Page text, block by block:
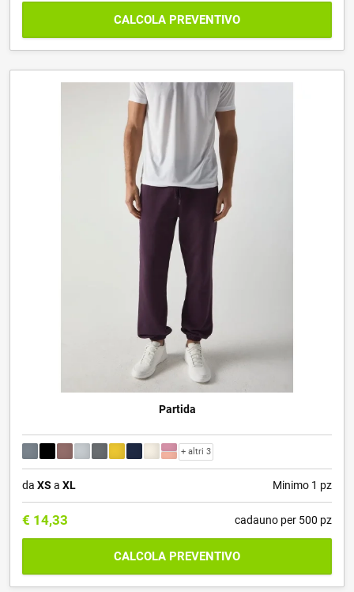
CALCOLA PREVENTIVO
Partida
+ altri 3
da XS a XL Minimo 1 pz
€ 14,33 cadauno per 500 pz
CALCOLA PREVENTIVO